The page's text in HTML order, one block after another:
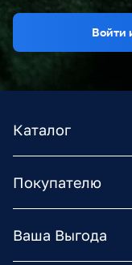
Войти
Каталог
Покупателю
Ваша Выгода